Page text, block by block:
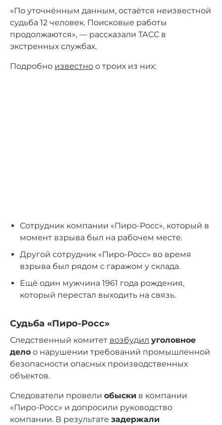
«По уточнённым данным, остаётся неизвестной
судьба 12 человек. Поисковые работы
продолжаются», — рассказали ТАСС в
экстренных службах.
Подробно известно о троих из них:
Сотрудник компании «Пиро-Росс», который в
момент взрыва был на рабочем месте.
Другой сотрудник «Пиро-Росс» во время
взрыва был рядом с гаражом у склада.
Ещё один мужчина 1961 года рождения,
который перестал выходить на связь.
Судьба «Пиро-Росс»
Следственный комитет возбудил уголовное
дело о нарушении требований промышленной
безопасности опасных производственных
объектов.
Следователи провели обыски в компании
«Пиро-Росс» и допросили руководство
компании. В результате задержали